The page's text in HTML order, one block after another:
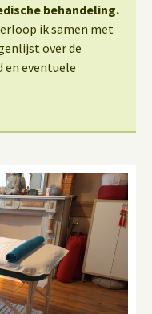
behandeling.
ik samen met
over de
en eventuele